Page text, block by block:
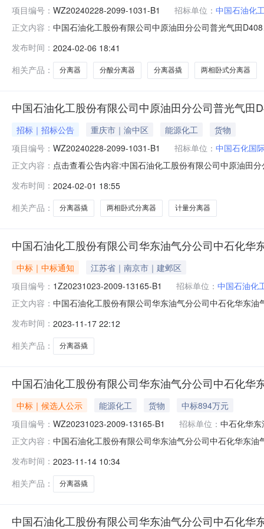
项目编号： WZ20240228-2099-1031-B1 招标单位： 中国石油化
正文内容： 中国石油化工股份有限公司中原油田分公司普光气田
对普光气田D408、普陆1-6H地面工程计量分离器、分酸
209
发布时间： 2024-02-06 18:41
相关产品：
分离器 分酸分离器 分离器撬 两相卧式分离器
中国石油化工股份有限公司中原油田分公司普光气田
招标｜招标公告 重庆市｜渝中区 能源化工
货物
项目编号： WZ20240228-2099-1031-B1 招标单位： 中国石化国
正文内容： 点击查看公告内容:中国石油化工股份有限公司中原油田
限公司中原油田分公司，招标项目资金来自企业自有资
发布时间： 2024-02-01 18:55
相关产品：
分离器撬 两相卧式分离器 计量分离器
中国石油化工股份有限公司华东油气分公司中石化
中标｜中标通知
江苏省｜南京市｜建邺区
项目编号： 1Z20231023-2009-13165-B1 招标单位： 中国石油化
正文内容： 中国石油化工股份有限公司华东油气分公司中石化华东
油田天峰科工贸钢构有限责任公司胜利油田物华石油装
发布时间： 2023-11-17 22:12
相关产品：
分离器撬
中国石油化工股份有限公司华东油气分公司中石化
中标｜候选人公示 能源化工 货物
中标894万元
项目编号： WZ20231023-2009-13165-B1 招标单位： 中石化华
正文内容： 中国石油化工股份有限公司华东油气分公司中石化华东
标人投标报价（万元）评标价格（万元）质量交货期综
发布时间： 2023-11-14 10:34
相关产品：
分离器撬
中国石油化工股份有限公司华东油气分公司中石化